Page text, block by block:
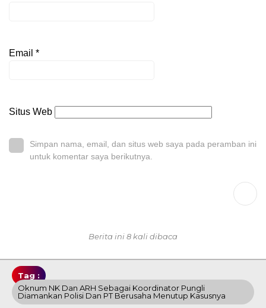
Email *
Situs Web
Simpan nama, email, dan situs web saya pada peramban ini
untuk komentar saya berikutnya.
Berita ini 8 kali dibaca
Tag :
Oknum NK Dan ARH Sebagai Koordinator Pungli
Diamankan Polisi Dan PT Berusaha Menutup Kasusnya